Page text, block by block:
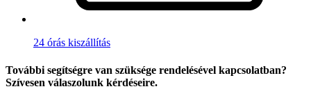
24 órás kiszállítás
További segítségre van szüksége rendelésével kapcsolatban?
Szívesen válaszolunk kérdéseire.